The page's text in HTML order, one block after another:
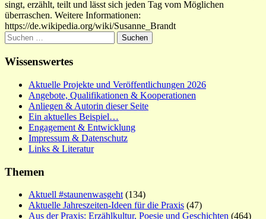
singt, erzählt, teilt und lässt sich jeden Tag vom Möglichen
überraschen. Weitere Informationen:
https://de.wikipedia.org/wiki/Susanne_Brandt
Suchen
nach:
Wissenswertes
Aktuelle Projekte und Veröffentlichungen 2026
Angebote, Qualifikationen & Kooperationen
Anliegen & Autorin dieser Seite
Ein aktuelles Beispiel…
Engagement & Entwicklung
Impressum & Datenschutz
Links & Literatur
Themen
Aktuell #staunenwasgeht (134)
Aktuelle Jahreszeiten-Ideen für die Praxis (47)
Aus der Praxis: Erzählkultur, Poesie und Geschichten (464)